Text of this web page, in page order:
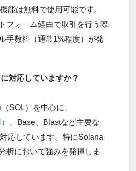
能は無料で使用可能です。
フォーム経由で取引を行う際
手数料（通常1%程度）が発
対応していますか？
SOL）を中心に、
、Base、Blastなど主要な
応しています。特にSolana
析において強みを発揮しま